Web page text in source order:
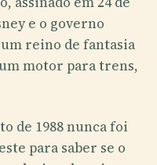
e o governo
reino de fantasia
motor para trens,
de 1988 nunca foi
para saber se o